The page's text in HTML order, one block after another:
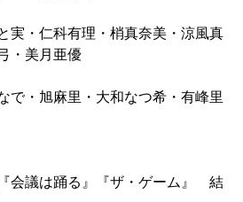
・仁科有理・梢真奈美・涼風真
・美月亜優
・旭麻里・大和なつ希・有峰里
会議は踊る』『ザ・ゲーム』 結